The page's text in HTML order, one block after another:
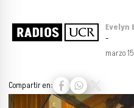
Evelyn
-
marzo
Compartir en: